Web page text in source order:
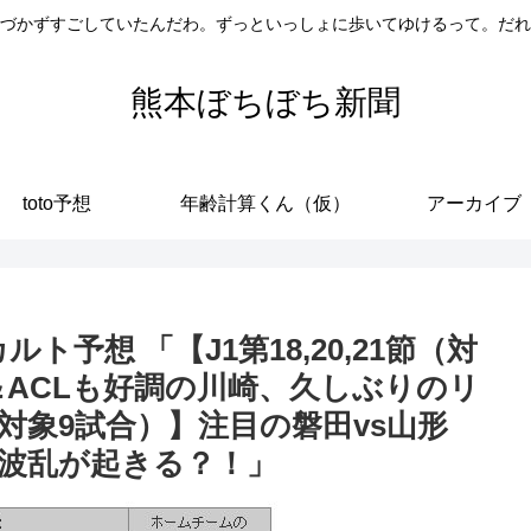
かずすごしていたんだわ。ずっといっしょに歩いてゆけるって。だ
熊本ぼちぼち新聞
toto予想 年齢計算くん（仮） アーカイブ
ト予想 「【J1第18,20,21節（対
も好調の川崎、久しぶりのリ
象9試合）】注目の磐田vs山形
乱が起きる？！」